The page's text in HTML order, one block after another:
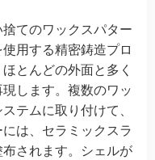
てのワックスパター
用する精密鋳造プロ
とんどの外面と多く
します。複数のワッ
テムに取り付けて、
は、セラミックスラ
されます。シェルが